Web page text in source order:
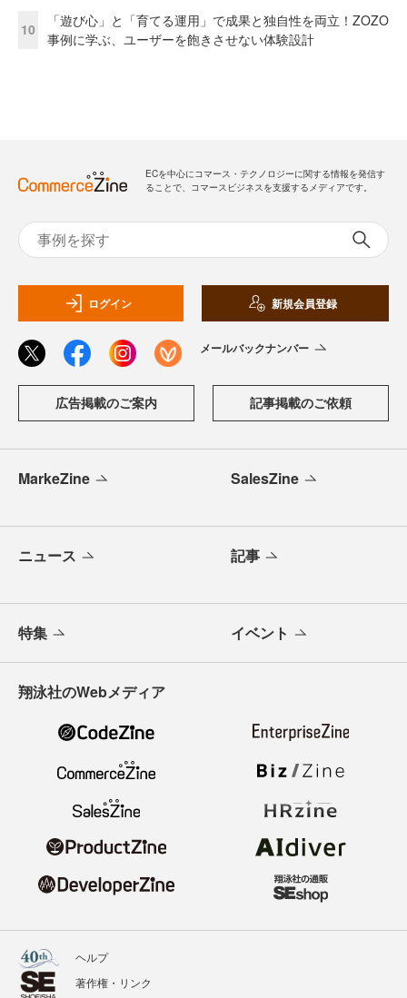
10
「遊び心」と「育てる運用」で成果と独自性を両立！ZOZO
事例に学ぶ、ユーザーを飽きさせない体験設計
ECを中心にコマース・テクノロジーに関する情報を発信す
ることで、コマースビジネスを支援するメディアです。
ログイン 新規会員登録
メールバックナンバー
広告掲載のご案内 記事掲載のご依頼
MarkeZine SalesZine
ニュース 記事
特集 イベント
翔泳社のWebメディア
ヘルプ
著作権・リンク